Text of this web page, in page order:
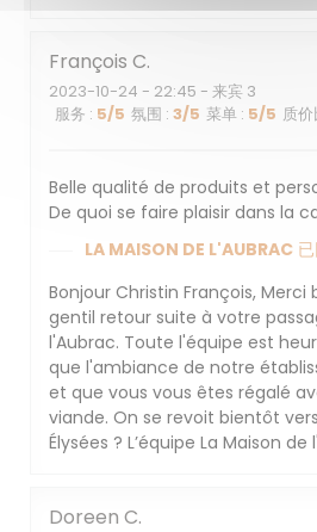
François C
2023-10-24 - 22:45 - 来宾 3
服务 : 5/5 氛围 : 3/5 菜单 : 5/5 质价
Belle qualité de produits et
De quoi se faire plaisir dans la
LA MAISON DE L'AUBRAC
Bonjour Christin François,
gentil retour suite à votre
l'Aubrac. Toute l'équipe est
que l'ambiance de notre
et que vous vous êtes régalé
viande. On se revoit bientôt
Élysées ? L’équipe La Maison de
Doreen C